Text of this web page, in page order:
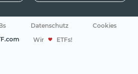
Datenschutz
Cookies
Wir ETFs!